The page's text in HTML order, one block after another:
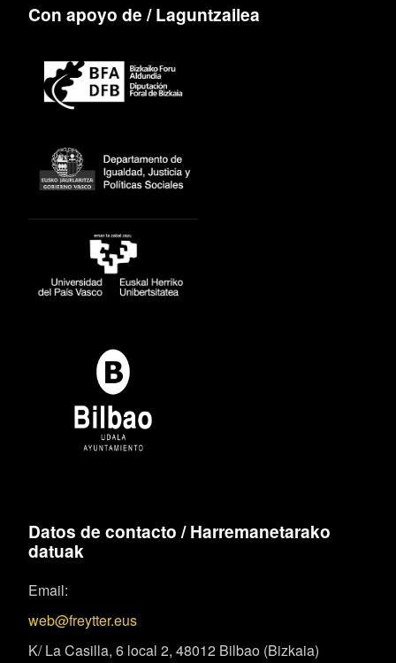
Con apoyo de / Laguntzailea
Datos de contacto / Harremanetarako
datuak
Email:
web@freytter.eus
K/ La Casilla, 6 local 2, 48012 Bilbao (Bizkaia)